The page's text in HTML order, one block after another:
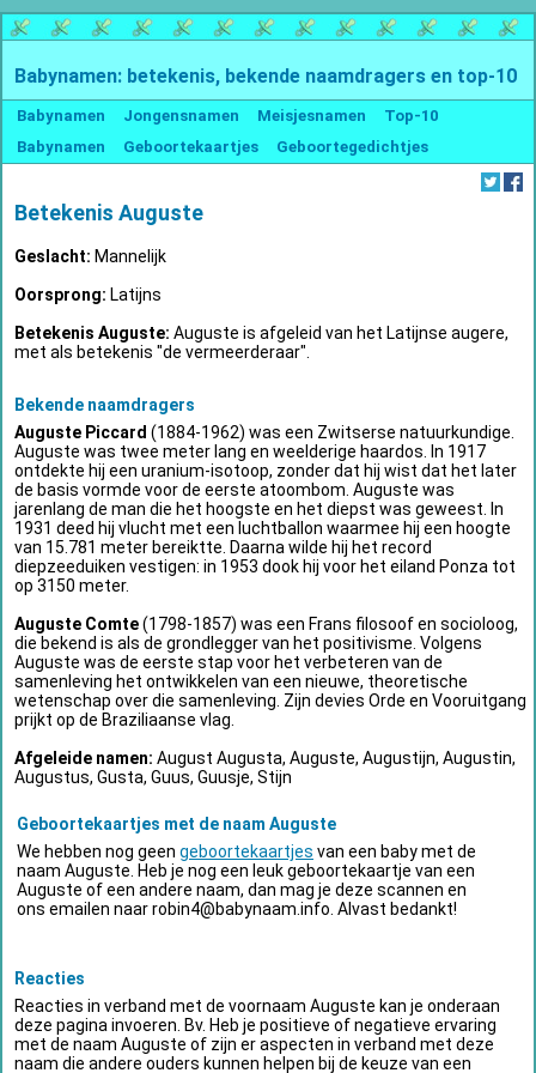
Babynamen: betekenis, bekende naamdragers en top-10
Babynamen Jongensnamen Meisjesnamen
Top-10
Babynamen
Geboortekaartjes Geboortegedichtjes
Betekenis Auguste
Geslacht: Mannelijk
Oorsprong: Latijns
Betekenis Auguste: Auguste is afgeleid van het Latijnse augere,
met als betekenis "de vermeerderaar".
Bekende naamdragers
Auguste Piccard (1884-1962) was een Zwitserse natuurkundige.
Auguste was twee meter lang en weelderige haardos. In 1917
ontdekte hij een uranium-isotoop, zonder dat hij wist dat het later
de basis vormde voor de eerste atoombom. Auguste was
jarenlang de man die het hoogste en het diepst was geweest. In
1931 deed hij vlucht met een luchtballon waarmee hij een hoogte
van 15.781 meter bereiktte. Daarna wilde hij het record
diepzeeduiken vestigen: in 1953 dook hij voor het eiland Ponza tot
op 3150 meter.
Auguste Comte(1798-1857) was een Frans filosoof en socioloog,
die bekend is als de grondlegger van het positivisme. Volgens
Auguste was de eerste stap voor het verbeteren van de
samenleving het ontwikkelen van een nieuwe, theoretische
wetenschap over die samenleving. Zijn devies Orde en Vooruitgang
prijkt op de Braziliaanse vlag.
Afgeleide namen: August Augusta, Auguste, Augustijn, Augustin,
Augustus, Gusta, Guus, Guusje, Stijn
Geboortekaartjes met de naam Auguste
We hebben nog geen geboortekaartjes van een baby met de
naam Auguste. Heb je nog een leuk geboortekaartje van een
Auguste of een andere naam, dan mag je deze scannen en
ons emailen naarrobin4@babynaam.info . Alvast bedankt!
Reacties
Reacties in verband met de voornaam Auguste kan je onderaan
deze pagina invoeren. Bv. Heb je positieve of negatieve ervaring
met de naam Auguste of zijn er aspecten in verband met deze
naam die andere ouders kunnen helpen bij de keuze van een